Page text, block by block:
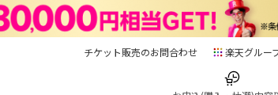
チケット販売のお問合わせ 楽天グルー